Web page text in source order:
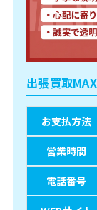
出張買取
お支払方法
営業時間
電話番号